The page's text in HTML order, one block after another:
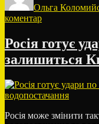
Ольга
коментардо
можуть
запровадити
відключення
води,
–
експерт
Росія готує
залишиться
Росія може змінити